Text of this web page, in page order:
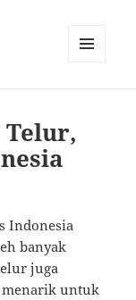
Indonesia
banyak
juga
menarik untuk